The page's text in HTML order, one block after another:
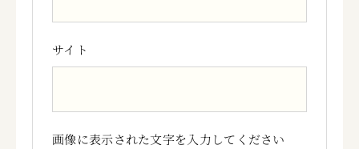
サイト
画像に表示された文字を入力してください